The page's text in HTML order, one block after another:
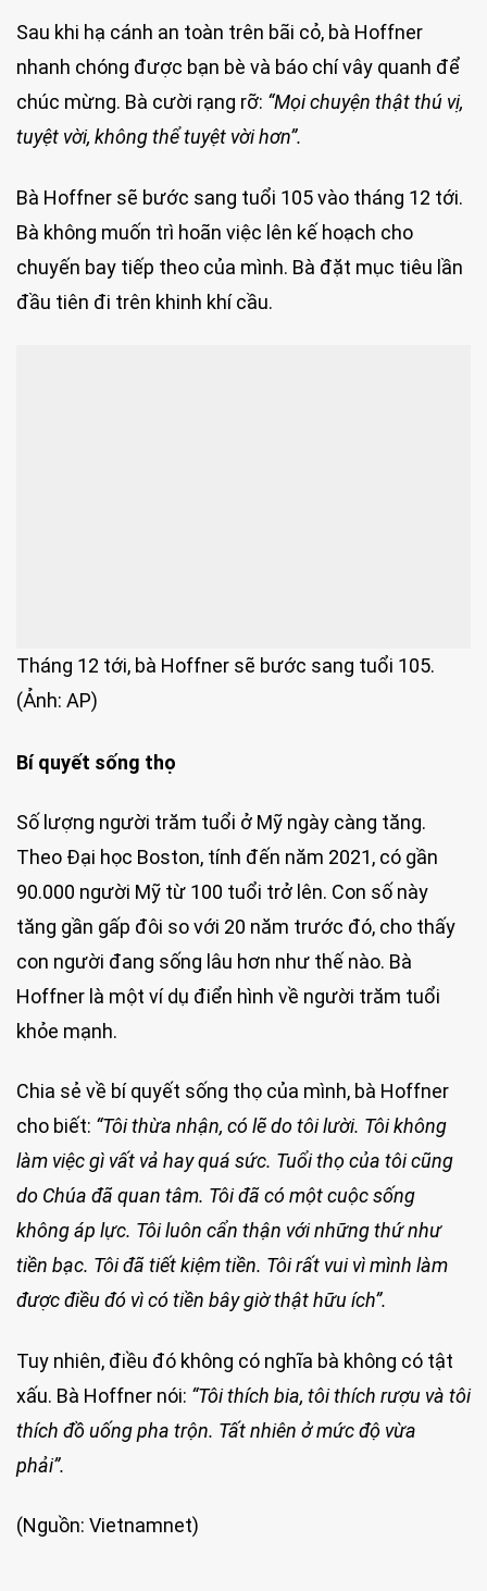
Sau khi hạ cánh an toàn trên bãi cỏ, bà Hoffner
nhanh chóng được bạn bè và báo chí vây quanh để
chúc mừng. Bà cười rạng rỡ: “Mọi chuyện thật thú vị,
tuyệt vời, không thể tuyệt vời hơn”.
Bà Hoffner sẽ bước sang tuổi 105 vào tháng 12 tới.
Bà không muốn trì hoãn việc lên kế hoạch cho
chuyến bay tiếp theo của mình. Bà đặt mục tiêu lần
đầu tiên đi trên khinh khí cầu.
Tháng 12 tới, bà Hoffner sẽ bước sang tuổi 105.
(Ảnh: AP)
Bí quyết sống thọ
Số lượng người trăm tuổi ở Mỹ ngày càng tăng.
Theo Đại học Boston, tính đến năm 2021, có gần
90.000 người Mỹ từ 100 tuổi trở lên. Con số này
tăng gần gấp đôi so với 20 năm trước đó, cho thấy
con người đang sống lâu hơn như thế nào. Bà
Hoffner là một ví dụ điển hình về người trăm tuổi
khỏe mạnh.
Chia sẻ về bí quyết sống thọ của mình, bà Hoffner
cho biết: “Tôi thừa nhận, có lẽ do tôi lười. Tôi không
làm việc gì vất vả hay quá sức. Tuổi thọ của tôi cũng
do Chúa đã quan tâm. Tôi đã có một cuộc sống
không áp lực. Tôi luôn cẩn thận với những thứ như
tiền bạc. Tôi đã tiết kiệm tiền. Tôi rất vui vì mình làm
được điều đó vì có tiền bây giờ thật hữu ích”.
Tuy nhiên, điều đó không có nghĩa bà không có tật
xấu. Bà Hoffner nói: “Tôi thích bia, tôi thích rượu và tôi
thích đồ uống pha trộn. Tất nhiên ở mức độ vừa
phải”.
(Nguồn: Vietnamnet)